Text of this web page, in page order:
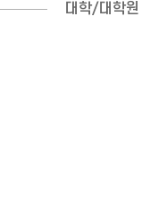
대학/대학원